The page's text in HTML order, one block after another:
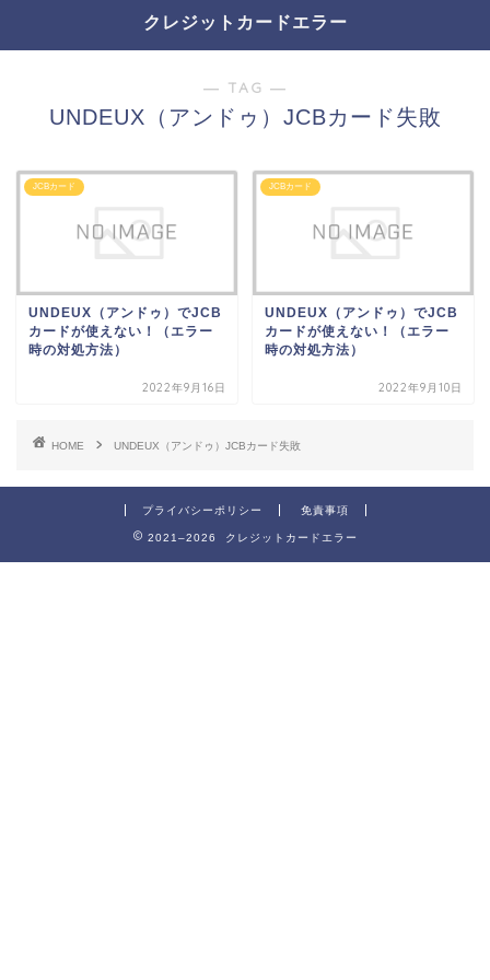
クレジットカードエラー
― TAG ―
UNDEUX（アンドゥ）JCBカード失敗
JCBカード
UNDEUX（アンドゥ）でJCB
カードが使えない！（エラー
時の対処方法）
2022年9月16日
JCBカード
UNDEUX（アンドゥ）でJCB
カードが使えない！（エラー
時の対処方法）
2022年9月10日
HOME UNDEUX（アンドゥ）JCBカード失敗
プライバシーポリシー 免責事項
2021–2026 クレジットカードエラー